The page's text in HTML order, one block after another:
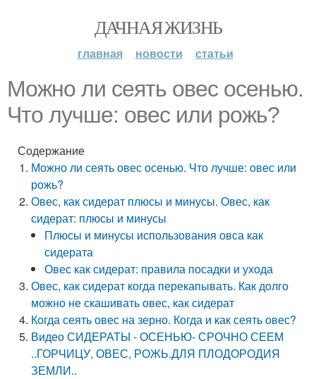
ДАЧНАЯ ЖИЗНЬ
главная новости статьи
Можно ли сеять овес осенью.
Что лучше: овес или рожь?
Содержание
Можно ли сеять овес осенью. Что лучше: овес или
рожь?
Овес, как сидерат плюсы и минусы. Овес, как
сидерат: плюсы и минусы
Плюсы и минусы использования овса как
сидерата
Овес как сидерат: правила посадки и ухода
Овес, как сидерат когда перекапывать. Как долго
можно не скашивать овес, как сидерат
Когда сеять овес на зерно. Когда и как сеять овес?
Видео СИДЕРАТЫ - ОСЕНЬЮ- СРОЧНО СЕЕМ
..ГОРЧИЦУ, ОВЕС, РОЖЬ.ДЛЯ ПЛОДОРОДИЯ
ЗЕМЛИ..